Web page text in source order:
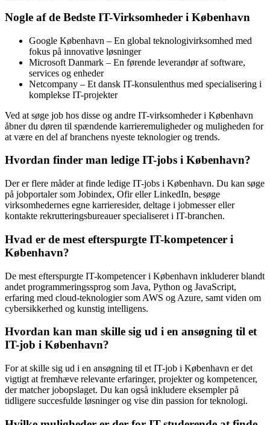
Nogle af de Bedste IT-Virksomheder i København
Google København – En global teknologivirksomhed med
fokus på innovative løsninger
Microsoft Danmark – En førende leverandør af software,
services og enheder
Netcompany – Et dansk IT-konsulenthus med specialisering i
komplekse IT-projekter
Ved at søge job hos disse og andre IT-virksomheder i København
åbner du døren til spændende karrieremuligheder og muligheden for
at være en del af branchens nyeste teknologier og trends.
Hvordan finder man ledige IT-jobs i København?
Der er flere måder at finde ledige IT-jobs i København. Du kan søge
på jobportaler som Jobindex, Ofir eller LinkedIn, besøge
virksomhedernes egne karrieresider, deltage i jobmesser eller
kontakte rekrutteringsbureauer specialiseret i IT-branchen.
Hvad er de mest efterspurgte IT-kompetencer i
København?
De mest efterspurgte IT-kompetencer i København inkluderer blandt
andet programmeringssprog som Java, Python og JavaScript,
erfaring med cloud-teknologier som AWS og Azure, samt viden om
cybersikkerhed og kunstig intelligens.
Hvordan kan man skille sig ud i en ansøgning til et
IT-job i København?
For at skille sig ud i en ansøgning til et IT-job i København er det
vigtigt at fremhæve relevante erfaringer, projekter og kompetencer,
der matcher jobopslaget. Du kan også inkludere eksempler på
tidligere succesfulde løsninger og vise din passion for teknologi.